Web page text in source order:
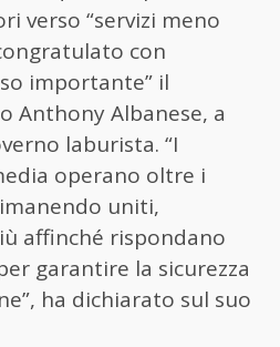
verso “servizi meno
con
importante” il
Anthony Albanese, a
laburista. “I
operano oltre i
uniti,
affinché rispondano
garantire la sicurezza
ha dichiarato sul suo